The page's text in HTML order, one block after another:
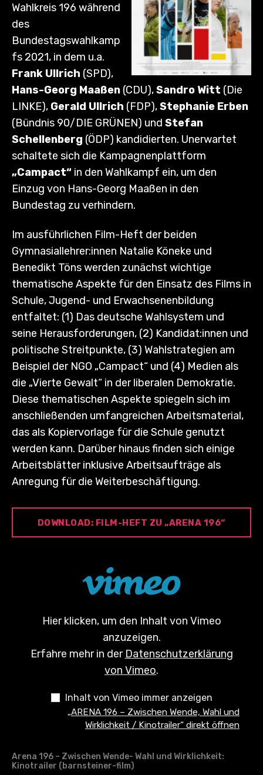
Wahlkreis 196 während
des
Bundestagswahlkamp
fs 2021, in dem u.a.
Frank Ullrich (SPD),
Hans-Georg Maaßen (CDU),Sandro Witt (Die
LINKE), Gerald Ullrich (FDP),Stephanie Erben
(Bündnis 90/DIE GRÜNEN) und Stefan
Schellenberg (ÖDP) kandidierten. Unerwartet
schaltete sich die Kampagnenplattform
„Campact“ in den Wahlkampf ein, um den
Einzug von Hans-Georg Maaßen in den
Bundestag zu verhindern.
Im ausführlichen Film-Heft der beiden
Gymnasiallehrer:innen Natalie Köneke und
Benedikt Töns werden zunächst wichtige
thematische Aspekte für den Einsatz des Films in
Schule, Jugend- und Erwachsenenbildung
entfaltet: (1) Das deutsche Wahlsystem und
seine Herausforderungen, (2) Kandidat:innen und
politische Streitpunkte, (3) Wahlstrategien am
Beispiel der NGO „Campact“ und (4) Medien als
die „Vierte Gewalt“ in der liberalen Demokratie.
Diese thematischen Aspekte spiegeln sich im
anschließenden umfangreichen Arbeitsmaterial,
das als Kopiervorlage für die Schule genutzt
werden kann. Darüber hinaus finden sich einige
Arbeitsblätter inklusive Arbeitsaufträge als
Anregung für die Weiterbeschäftigung.
DOWNLOAD: FILM-HEFT ZU „ARENA 196“
KINOTRAILER“
Hier klicken, um den Inhalt von Vimeo
anzuzeigen.
Erfahre mehr in der Datenschutzerklärung
von Vimeo.
Inhalt von Vimeo immer anzeigen
„ARENA 196 – Zwischen Wende, Wahl und
Wirklichkeit / Kinotrailer“ direkt öffnen
Arena 196 – Zwischen Wende- Wahl und Wirklichkeit:
Kinotrailer (barnsteiner-film)